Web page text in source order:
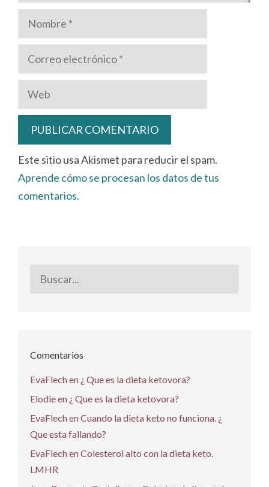
Nombre
Correo
electrónico
Web
Este sitio usa Akismet para reducir el spam.
Aprende cómo se procesan los datos de tus
comentarios.
Comentarios
EvaFlechen ¿ Que es la dieta ketovora?
Elodieen ¿ Que es la dieta ketovora?
EvaFlechenCuando la dieta keto no funciona. ¿
Que esta fallando?
EvaFlechenColesterol alto con la dieta keto.
LMHR